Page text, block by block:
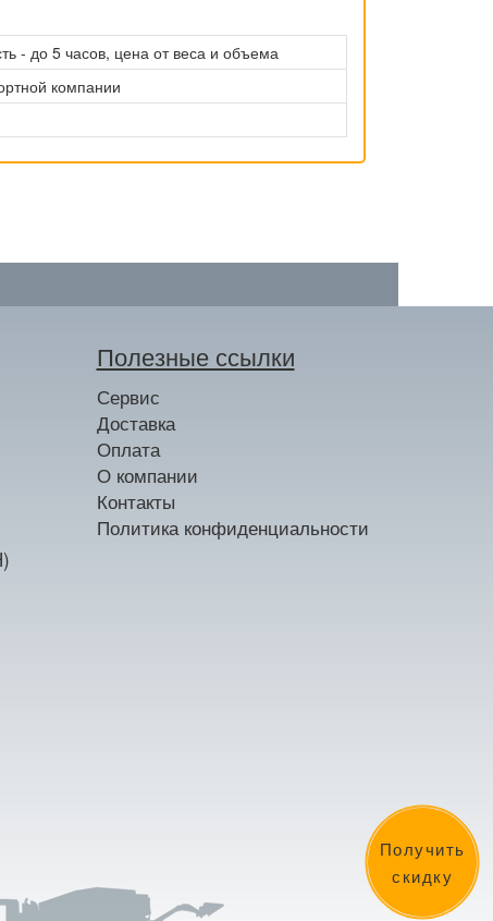
Получить
скидку
- до 5 часов, цена от веса и объема
компании
Полезные ссылки
Сервис
Доставка
Оплата
О компании
Контакты
Политика конфиденциальности